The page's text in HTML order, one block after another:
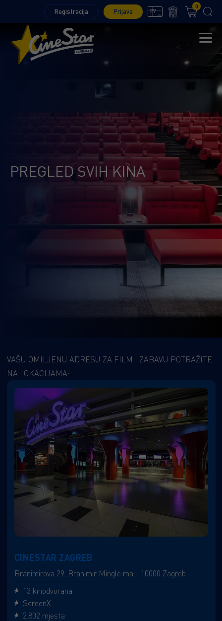
Registracija Prijava
0
PREGLED SVIH KINA
VAŠU OMILJENU ADRESU ZA FILM I ZABAVU POTRAŽITE
NA LOKACIJAMA:
CINESTAR ZAGREB
Branimirova 29, Branimir Mingle mall, 10000 Zagreb
13 kinodvorana
ScreenX
2.802 mjesta